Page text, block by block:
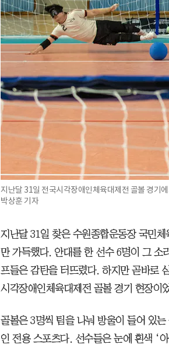
지난달 31일 전국시각장애인체육대제전 골볼 경기
박상훈 기자
지난달 31일 찾은 수원종합운동장 국민
만 가득했다. 안대를 한 선수 6명이 그 소
프들은 감탄을 터뜨렸다. 하지만 곧바로
시각장애인체육대제전 골볼 경기 현장이
골볼은 3명씩 팀을 나눠 방울이 들어 있
인 전용 스포츠다. 선수들은 눈에 흰색 ‘